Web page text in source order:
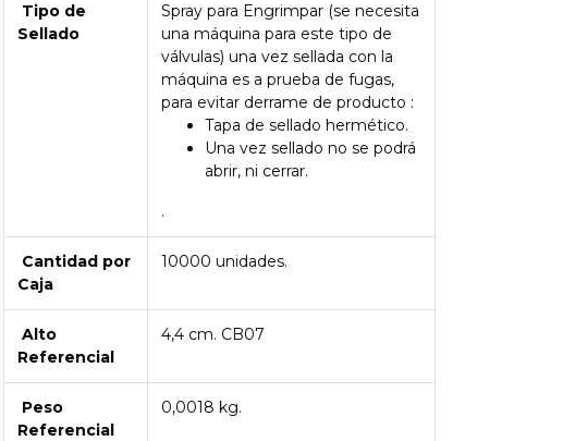
Tipo de
Sellado
Spray para Engrimpar (se necesita
una máquina para este tipo de
válvulas) una vez sellada con la
máquina es a prueba de fugas,
para evitar derrame de producto :
Tapa de sellado hermético.
Una vez sellado no se podrá
abrir, ni cerrar.
.
Cantidad por
Caja
10000 unidades.
Alto
Referencial
4,4 cm. CB07
Peso
Referencial
0,0018 kg.